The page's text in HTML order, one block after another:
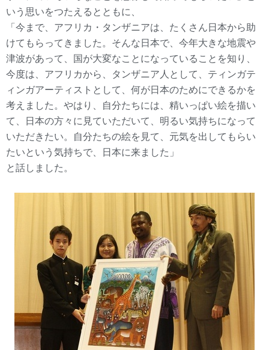
いう思いをつたえるとともに、
「今まで、アフリカ・タンザニアは、たくさん日本から助
けてもらってきました。そんな日本で、今年大きな地震や
津波があって、国が大変なことになっていることを知り、
今度は、アフリカから、タンザニア人として、ティンガテ
ィンガアーティストとして、何が日本のためにできるかを
考えました。やはり、自分たちには、精いっぱい絵を描い
て、日本の方々に見ていただいて、明るい気持ちになって
いただきたい。自分たちの絵を見て、元気を出してもらい
たいという気持ちで、日本に来ました」
と話しました。